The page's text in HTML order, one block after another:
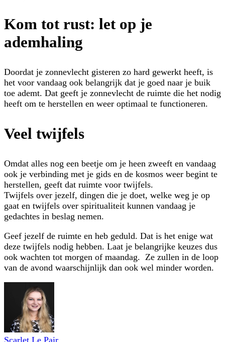
Kom tot rust: let op je
ademhaling
Doordat je zonnevlecht gisteren zo hard gewerkt heeft, is
het voor vandaag ook belangrijk dat je goed naar je buik
toe ademt. Dat geeft je zonnevlecht de ruimte die het nodig
heeft om te herstellen en weer optimaal te functioneren.
Veel twijfels
Omdat alles nog een beetje om je heen zweeft en vandaag
ook je verbinding met je gids en de kosmos weer begint te
herstellen, geeft dat ruimte voor twijfels.
Twijfels over jezelf, dingen die je doet, welke weg je op
gaat en twijfels over spiritualiteit kunnen vandaag je
gedachtes in beslag nemen.
Geef jezelf de ruimte en heb geduld. Dat is het enige wat
deze twijfels nodig hebben. Laat je belangrijke keuzes dus
ook wachten tot morgen of maandag. Ze zullen in de loop
van de avond waarschijnlijk dan ook wel minder worden.